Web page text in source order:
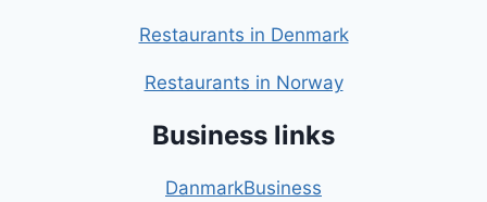
Restaurants in Denmark
Restaurants in Norway
Business links
DanmarkBusiness